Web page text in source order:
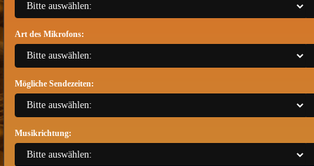
Art des Mikrofons:
Mögliche Sendezeiten:
Musikrichtung: